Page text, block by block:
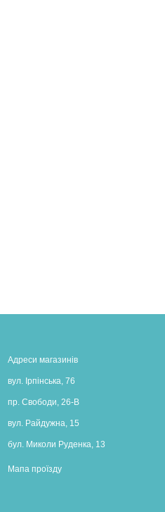
Адреси магазинів
вул. Ірпінська, 76
пр. Свободи, 26-В
вул. Райдужна, 15
бул. Миколи Руденка, 13
Мапа проїзду